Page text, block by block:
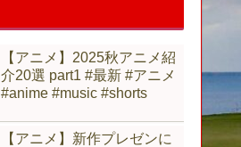
【アニメ】2025秋アニメ紹
介20選 part1 #最新 #アニメ
#anime #music #shorts
【アニメ】新作プレゼンに